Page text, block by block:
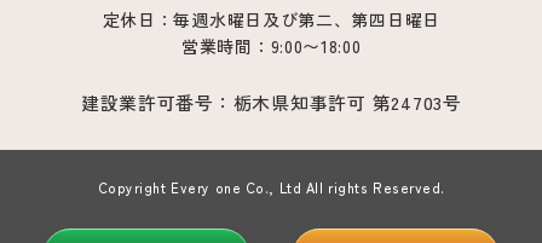
定休日：毎週水曜日及び第二、第四日曜日
営業時間：9:00〜18:00
建設業許可番号：栃木県知事許可 第24703号
Copyright Every one Co., Ltd All rights Reserved.